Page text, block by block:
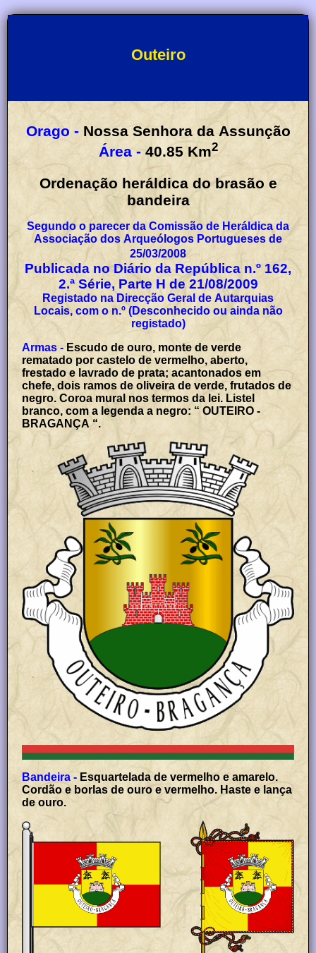
Outeiro
Orago - Nossa Senhora da Assunção
Área - 40.85 Km2
Ordenação heráldica do brasão e
bandeira
Segundo o parecer da Comissão de Heráldica da
Associação dos Arqueólogos Portugueses de
25/03/2008
Publicada no Diário da República n.º 162,
2.ª Série, Parte H de 21/08/2009
Registado na Direcção Geral de Autarquias
Locais, com o n.º (Desconhecido ou ainda não
registado)
Armas - Escudo de ouro, monte de verde
rematado por castelo de vermelho, aberto,
frestado e lavrado de prata; acantonados em
chefe, dois ramos de oliveira de verde, frutados de
negro. Coroa mural nos termos da lei. Listel
branco, com a legenda a negro: “ OUTEIRO -
BRAGANÇA “.
Bandeira - Esquartelada de vermelho e amarelo.
Cordão e borlas de ouro e vermelho. Haste e lança
de ouro.